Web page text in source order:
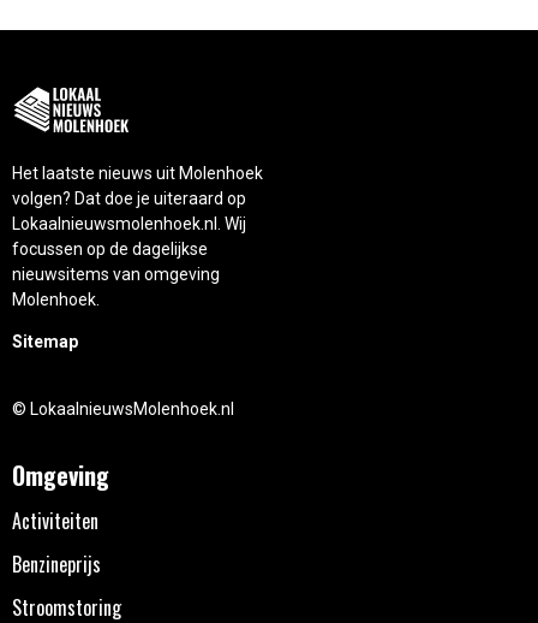
Het laatste nieuws uit Molenhoek
volgen? Dat doe je uiteraard op
Lokaalnieuwsmolenhoek.nl. Wij
focussen op de dagelijkse
nieuwsitems van omgeving
Molenhoek.
Sitemap
© LokaalnieuwsMolenhoek.nl
Omgeving
Activiteiten
Benzineprijs
Stroomstoring